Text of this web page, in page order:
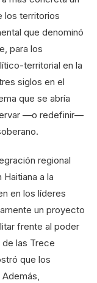
los territorios
que denominó
para los
territorial en la
siglos en el
que se abría
—o redefinir—
regional
a la
en los líderes
un proyecto
frente al poder
las Trece
que los